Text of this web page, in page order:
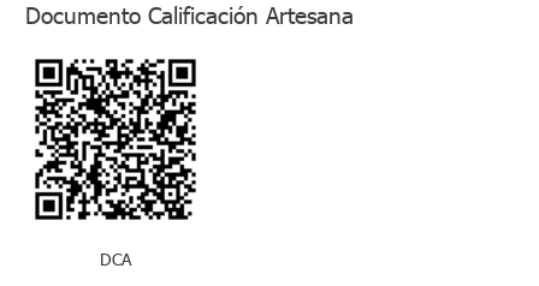
c
Documento Calificación Artesana
DCA